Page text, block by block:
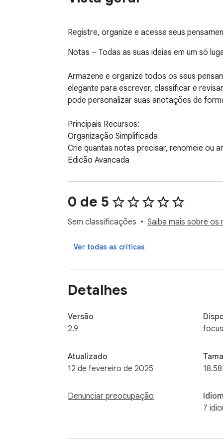
Registre, organize e acesse seus
Notas – Todas as suas ideias em um só
Armazene e organize todos os seus
elegante para escrever, classificar e
pode personalizar suas anotações de
Principais Recursos:
Organização Simplificada
Crie quantas notas precisar, renomeie ou
Edição Avançada
Pesquisa Rápida
Encontre instantaneamente a nota que
Salvamento Automático
Suas notas ficam armazenadas no
Projetada para produtividade, prioriza a
mais deixe escapar uma boa ideia!
0 de 5
Sem classificações Saiba mais sobre
Ver todas as críticas
Detalhes
Versão
2.9
Atualizado
12 de fevereiro de 2025
Denunciar preocupação
7